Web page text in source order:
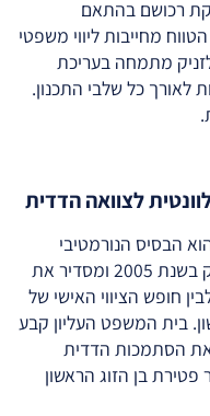
רכושם בהתאם
מחייבות ליווי משפטי
מתמחה בעריכת
לאורך כל שלבי התכנון.
לצוואה הדדית
8א לחוק הירושה תשכ"ה-1965 הוא הבסיס הנורמטיבי
לצוואה הדדית בין בני זוג. הסעיף נחקק בשנת 2005 ומסדיר את
חופש הציווי האישי של
בית המשפט העליון קבע
הסתמכות הדדית
בן הזוג הראשון